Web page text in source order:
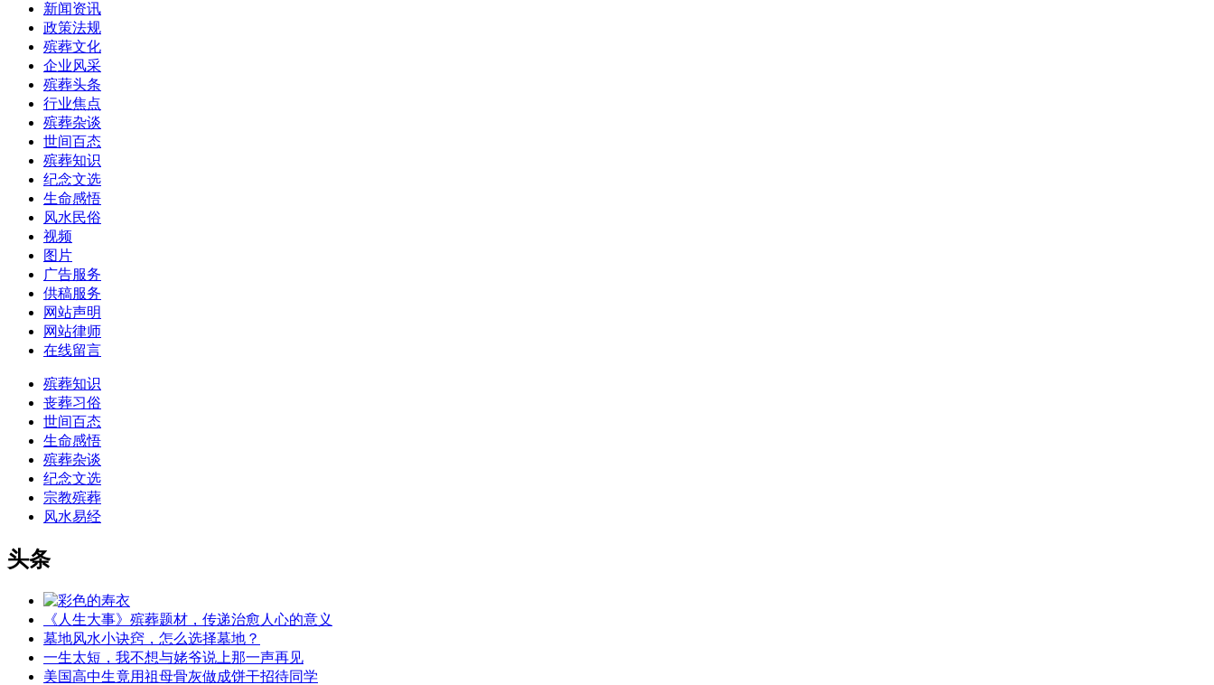
新闻资讯
政策法规
殡葬文化
企业风采
殡葬头条
行业焦点
殡葬杂谈
世间百态
殡葬知识
纪念文选
生命感悟
风水民俗
视频
图片
广告服务
供稿服务
网站声明
网站律师
在线留言
殡葬知识
丧葬习俗
世间百态
生命感悟
殡葬杂谈
纪念文选
宗教殡葬
风水易经
头条
《人生大事》殡葬题材，传递治愈人心的意义
墓地风水小诀窍，怎么选择墓地？
一生太短，我不想与姥爷说上那一声再见
美国高中生竟用祖母骨灰做成饼干招待同学